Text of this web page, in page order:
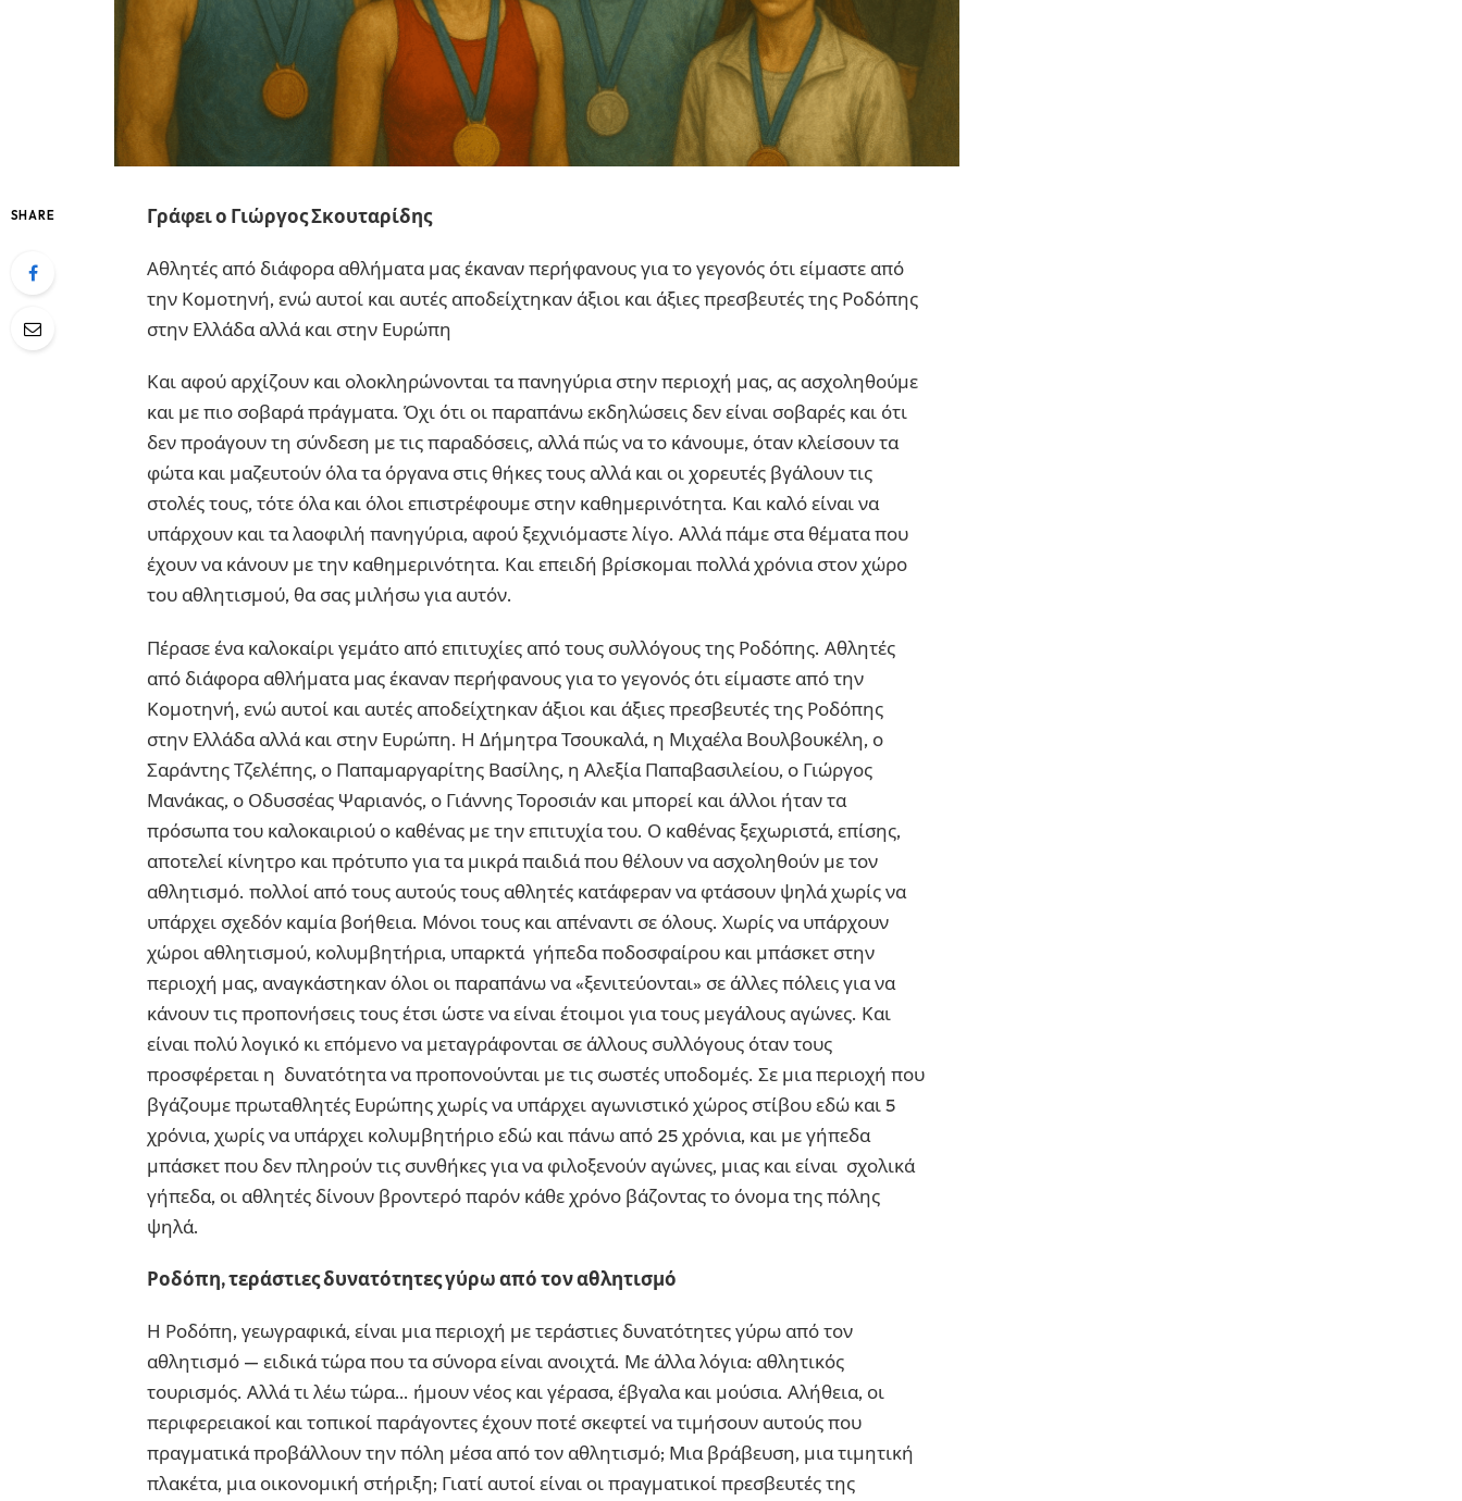
SHARE Γράφει ο Γιώργος Σκουταρίδης
Αθλητές από διάφορα αθλήματα μας έκαναν περήφανους για το γεγονός ότι είμαστε από
την Κομοτηνή, ενώ αυτοί και αυτές αποδείχτηκαν άξιοι και άξιες πρεσβευτές της Ροδόπης
στην Ελλάδα αλλά και στην Ευρώπη
Και αφού αρχίζουν και ολοκληρώνονται τα πανηγύρια στην περιοχή μας, ας ασχοληθούμε
και με πιο σοβαρά πράγματα. Όχι ότι οι παραπάνω εκδηλώσεις δεν είναι σοβαρές και ότι
δεν προάγουν τη σύνδεση με τις παραδόσεις, αλλά πώς να το κάνουμε, όταν κλείσουν τα
φώτα και μαζευτούν όλα τα όργανα στις θήκες τους αλλά και οι χορευτές βγάλουν τις
στολές τους, τότε όλα και όλοι επιστρέφουμε στην καθημερινότητα. Και καλό είναι να
υπάρχουν και τα λαοφιλή πανηγύρια, αφού ξεχνιόμαστε λίγο. Αλλά πάμε στα θέματα που
έχουν να κάνουν με την καθημερινότητα. Και επειδή βρίσκομαι πολλά χρόνια στον χώρο
του αθλητισμού, θα σας μιλήσω για αυτόν.
Πέρασε ένα καλοκαίρι γεμάτο από επιτυχίες από τους συλλόγους της Ροδόπης. Αθλητές
από διάφορα αθλήματα μας έκαναν περήφανους για το γεγονός ότι είμαστε από την
Κομοτηνή, ενώ αυτοί και αυτές αποδείχτηκαν άξιοι και άξιες πρεσβευτές της Ροδόπης
στην Ελλάδα αλλά και στην Ευρώπη. Η Δήμητρα Τσουκαλά, η Μιχαέλα Βουλβουκέλη, ο
Σαράντης Τζελέπης, ο Παπαμαργαρίτης Βασίλης, η Αλεξία Παπαβασιλείου, ο Γιώργος
Μανάκας, ο Οδυσσέας Ψαριανός, ο Γιάννης Τοροσιάν και μπορεί και άλλοι ήταν τα
πρόσωπα του καλοκαιριού ο καθένας με την επιτυχία του. Ο καθένας ξεχωριστά, επίσης,
αποτελεί κίνητρο και πρότυπο για τα μικρά παιδιά που θέλουν να ασχοληθούν με τον
αθλητισμό. πολλοί από τους αυτούς τους αθλητές κατάφεραν να φτάσουν ψηλά χωρίς να
υπάρχει σχεδόν καμία βοήθεια. Μόνοι τους και απέναντι σε όλους. Χωρίς να υπάρχουν
χώροι αθλητισμού, κολυμβητήρια, υπαρκτά γήπεδα ποδοσφαίρου και μπάσκετ στην
περιοχή μας, αναγκάστηκαν όλοι οι παραπάνω να «ξενιτεύονται» σε άλλες πόλεις για να
κάνουν τις προπονήσεις τους έτσι ώστε να είναι έτοιμοι για τους μεγάλους αγώνες. Και
είναι πολύ λογικό κι επόμενο να μεταγράφονται σε άλλους συλλόγους όταν τους
προσφέρεται η δυνατότητα να προπονούνται με τις σωστές υποδομές. Σε μια περιοχή που
βγάζουμε πρωταθλητές Ευρώπης χωρίς να υπάρχει αγωνιστικό χώρος στίβου εδώ και 5
χρόνια, χωρίς να υπάρχει κολυμβητήριο εδώ και πάνω από 25 χρόνια, και με γήπεδα
μπάσκετ που δεν πληρούν τις συνθήκες για να φιλοξενούν αγώνες, μιας και είναι σχολικά
γήπεδα, οι αθλητές δίνουν βροντερό παρόν κάθε χρόνο βάζοντας το όνομα της πόλης
ψηλά.
Ροδόπη, τεράστιες δυνατότητες γύρω από τον αθλητισμό
Η Ροδόπη, γεωγραφικά, είναι μια περιοχή με τεράστιες δυνατότητες γύρω από τον
αθλητισμό — ειδικά τώρα που τα σύνορα είναι ανοιχτά. Με άλλα λόγια: αθλητικός
τουρισμός. Αλλά τι λέω τώρα… ήμουν νέος και γέρασα, έβγαλα και μούσια. Αλήθεια, οι
περιφερειακοί και τοπικοί παράγοντες έχουν ποτέ σκεφτεί να τιμήσουν αυτούς που
πραγματικά προβάλλουν την πόλη μέσα από τον αθλητισμό; Μια βράβευση, μια τιμητική
πλακέτα, μια οικονομική στήριξη; Γιατί αυτοί είναι οι πραγματικοί πρεσβευτές της